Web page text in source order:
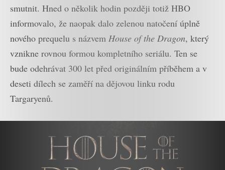
smutnit. Hned o několik hodin později totiž HBO
informovalo, že naopak dalo zelenou natočení úplně
nového prequelu s názvem House of the Dragon, který
vznikne rovnou formou kompletního seriálu. Ten se
bude odehrávat 300 let před originálním příběhem a v
deseti dílech se zaměří na dějovou linku rodu
Targaryenů.